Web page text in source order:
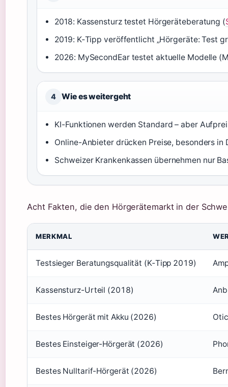
2018: Kassensturz testet Hörgeräteberatung (
2019: K‑Tipp veröffentlicht „Hörgeräte: Test
2026: MySecondEar testet aktuelle Modelle
4 Wie es weitergeht
KI-Funktionen werden Standard – aber
Online-Anbieter drücken Preise, besonders in
Schweizer Krankenkassen übernehmen nur
Acht Fakten, die den Hörgerätemarkt in der
MERKMAL
Testsieger Beratungsqualität (K‑Tipp 2019)
Kassensturz-Urteil (2018)
Bestes Hörgerät mit Akku (2026)
Bestes Einsteiger-Hörgerät (2026)
Bestes Nulltarif-Hörgerät (2026)